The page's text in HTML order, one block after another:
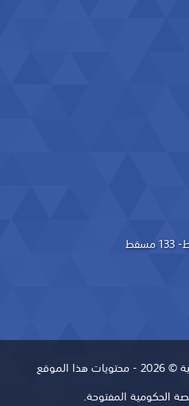
جامعة التقنية والعلوم التطبيقية © 2026 - محتويات هذا الموقع
الحكومية المفتوحة.